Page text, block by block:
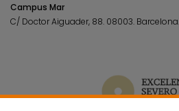
Campus Mar
C/ Doctor Aiguader, 88. 08003. Barcelona.